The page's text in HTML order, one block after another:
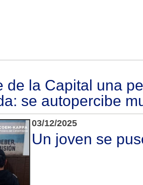
de la Capital una
se autopercibe
03/12/2025
Un joven se